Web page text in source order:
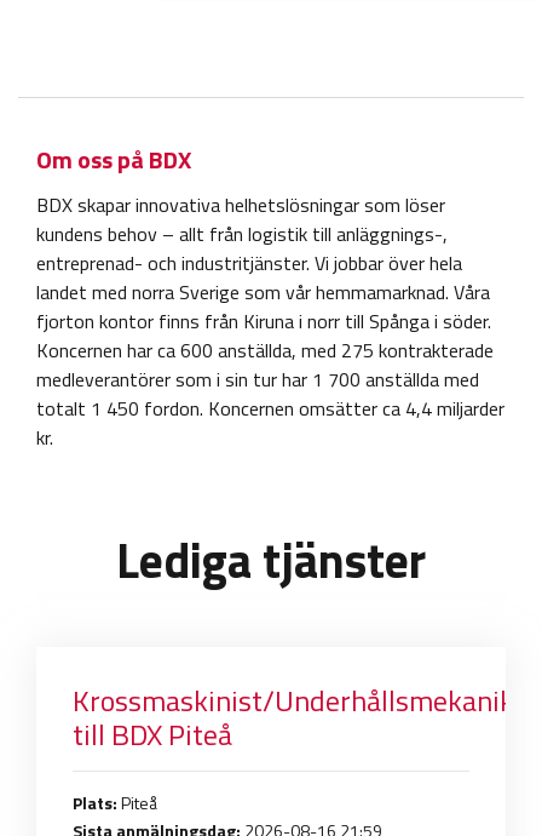
Om oss på BDX
BDX skapar innovativa helhetslösningar som löser
kundens behov – allt från logistik till anläggnings-,
entreprenad- och industritjänster. Vi jobbar över hela
landet med norra Sverige som vår hemmamarknad. Våra
fjorton kontor finns från Kiruna i norr till Spånga i söder.
Koncernen har ca 600 anställda, med 275 kontrakterade
medleverantörer som i sin tur har 1 700 anställda med
totalt 1 450 fordon. Koncernen omsätter ca 4,4 miljarder
kr.
Lediga tjänster
Krossmaskinist/Underhållsmekaniker
till BDX Piteå
Plats:Piteå
Sista anmälningsdag: 2026-08-16 21:59